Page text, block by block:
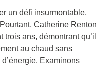
un défi insurmontable,
Catherine Renton
ans, démontrant qu’il
au chaud sans
Examinons